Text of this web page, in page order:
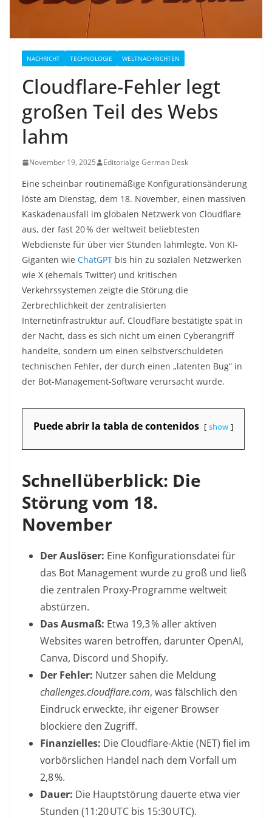
NACHRICHT TECHNOLOGIE WELTNACHRICHTEN
Cloudflare-Fehler legt
großen Teil des Webs
lahm
November 19, 2025 Editorialge German Desk
Eine scheinbar routinemäßige Konfigurationsänderung
löste am Dienstag, dem 18. November, einen massiven
Kaskadenausfall im globalen Netzwerk von Cloudflare
aus, der fast 20 % der weltweit beliebtesten
Webdienste für über vier Stunden lahmlegte. Von KI-
Giganten wie ChatGPT bis hin zu sozialen Netzwerken
wie X (ehemals Twitter) und kritischen
Verkehrssystemen zeigte die Störung die
Zerbrechlichkeit der zentralisierten
Internetinfrastruktur auf. Cloudflare bestätigte spät in
der Nacht, dass es sich nicht um einen Cyberangriff
handelte, sondern um einen selbstverschuldeten
technischen Fehler, der durch einen „latenten Bug“ in
der Bot-Management-Software verursacht wurde.
Puede abrir la tabla de contenidos show
Schnellüberblick: Die
Störung vom 18.
November
Der Auslöser: Eine Konfigurationsdatei für
das Bot Management wurde zu groß und ließ
die zentralen Proxy-Programme weltweit
abstürzen.
Das Ausmaß: Etwa 19,3 % aller aktiven
Websites waren betroffen, darunter OpenAI,
Canva, Discord und Shopify.
Der Fehler: Nutzer sahen die Meldung
challenges.cloudflare.com, was fälschlich den
Eindruck erweckte, ihr eigener Browser
blockiere den Zugriff.
Finanzielles: Die Cloudflare-Aktie (NET) fiel im
vorbörslichen Handel nach dem Vorfall um
2,8 %.
Dauer: Die Hauptstörung dauerte etwa vier
Stunden (11:20 UTC bis 15:30 UTC).